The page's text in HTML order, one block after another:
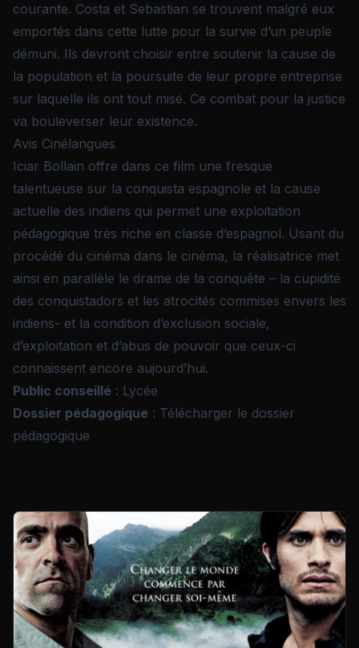
courante. Costa et Sebastian se trouvent malgré eux
emportés dans cette lutte pour la survie d’un peuple
démuni. Ils devront choisir entre soutenir la cause de
la population et la poursuite de leur propre entreprise
sur laquelle ils ont tout misé. Ce combat pour la justice
va bouleverser leur existence.
Avis Cinélangues
Iciar Bollain offre dans ce film une fresque
talentueuse sur la conquista espagnole et la cause
actuelle des indiens qui permet une exploitation
pédagogique très riche en classe d’espagnol. Usant du
procédé du cinéma dans le cinéma, la réalisatrice met
ainsi en parallèle le drame de la conquête – la cupidité
des conquistadors et les atrocités commises envers les
indiens- et la condition d’exclusion sociale,
d’exploitation et d’abus de pouvoir que ceux-ci
connaissent encore aujourd’hui.
Public conseillé : Lycée
Dossier pédagogique : Télécharger le dossier
pédagogique